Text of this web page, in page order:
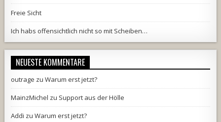
Freie Sicht
Ich habs offensichtlich nicht so mit Scheiben…
NEUESTE KOMMENTARE
outrage zuWarum erst jetzt?
MainzMichel zu Support aus der Hölle
Addi zuWarum erst jetzt?